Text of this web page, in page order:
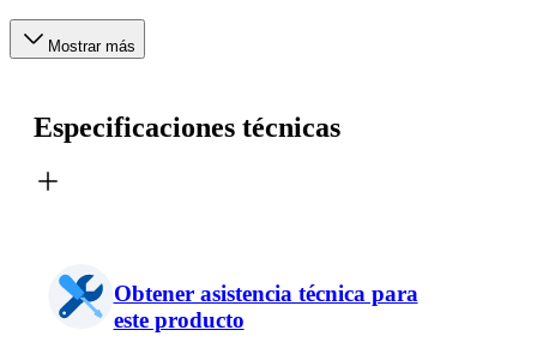
Mostrar más
Especificaciones técnicas
Obtener asistencia técnica para
este producto